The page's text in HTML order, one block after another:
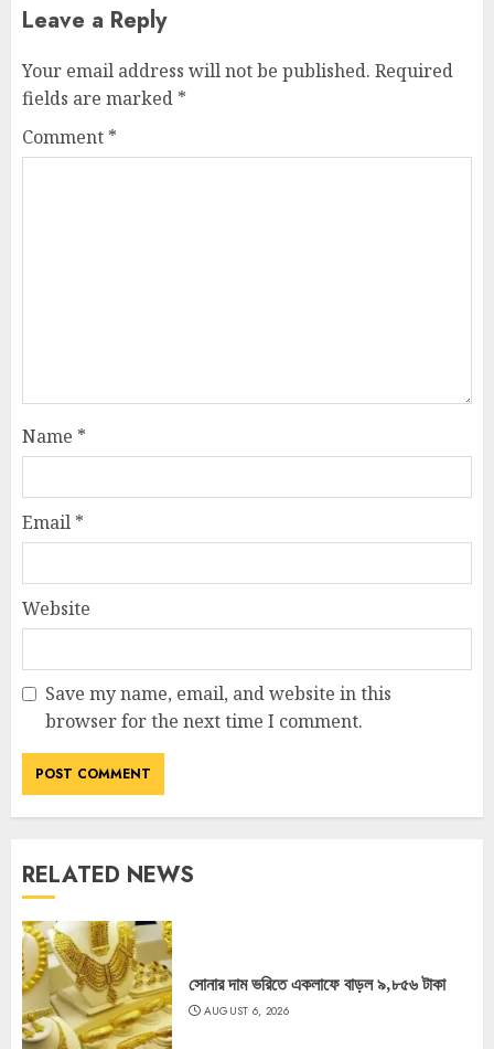
Leave a Reply
Your email address will not be published. Required
fields are marked *
Comment *
Name *
Email *
Website
Save my name, email, and website in this
browser for the next time I comment.
RELATED NEWS
সোনার দাম ভরিতে একলাফে বাড়ল ৯,৮৫৬ টাকা
AUGUST 6, 2026